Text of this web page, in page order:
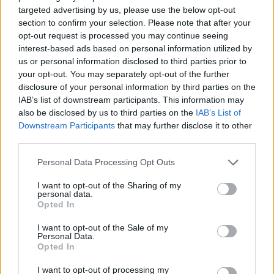
targeted advertising by us, please use the below opt-out
section to confirm your selection. Please note that after your
opt-out request is processed you may continue seeing
interest-based ads based on personal information utilized by
us or personal information disclosed to third parties prior to
your opt-out. You may separately opt-out of the further
disclosure of your personal information by third parties on the
IAB’s list of downstream participants. This information may
also be disclosed by us to third parties on the IAB’s List of
Downstream Participants that may further disclose it to other
Please note that this website/app uses one or more Google
not limited to your visit or usage behaviour. You may click to
grant or deny consent to Google and its third-party tags to
use your data for below specified purposes in below Google
consent section.
Personal Data Processing Opt Outs
I want to opt-out of the Sharing of my
personal data.
Opted In
I want to opt-out of the Sale of my
Personal Data.
Opted In
I want to opt-out of processing my
azzal kapcsolatban, hogy
Alexandria-Ocasio Cortez
holokauszt-idézetekkel védi meg
a nyíltan és arcátlanul
antiszemita [Omart], akit
egyébként egyszerűen csak
kritizáltak”.
A magyar-zsidó származású David Harsanyi,
The Federalist
között így fogalmazott: